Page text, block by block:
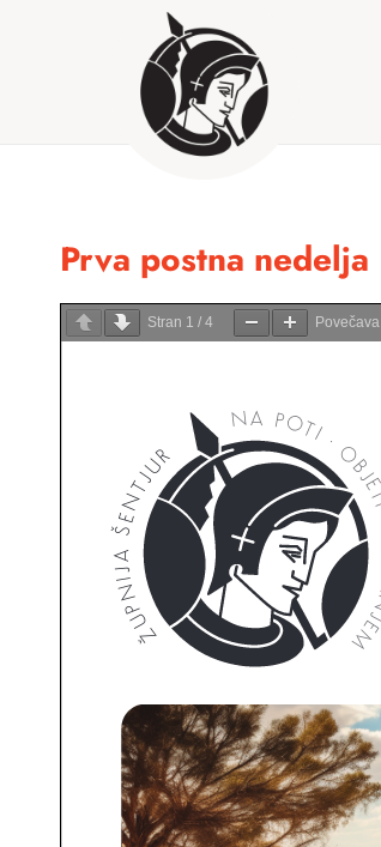
Prva postna nedelja
Stran 1 / 4 Povečava